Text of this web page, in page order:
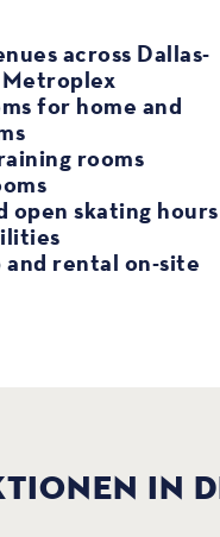
across Dallas-
for home and
rooms
open skating hours
and rental on-site
IN